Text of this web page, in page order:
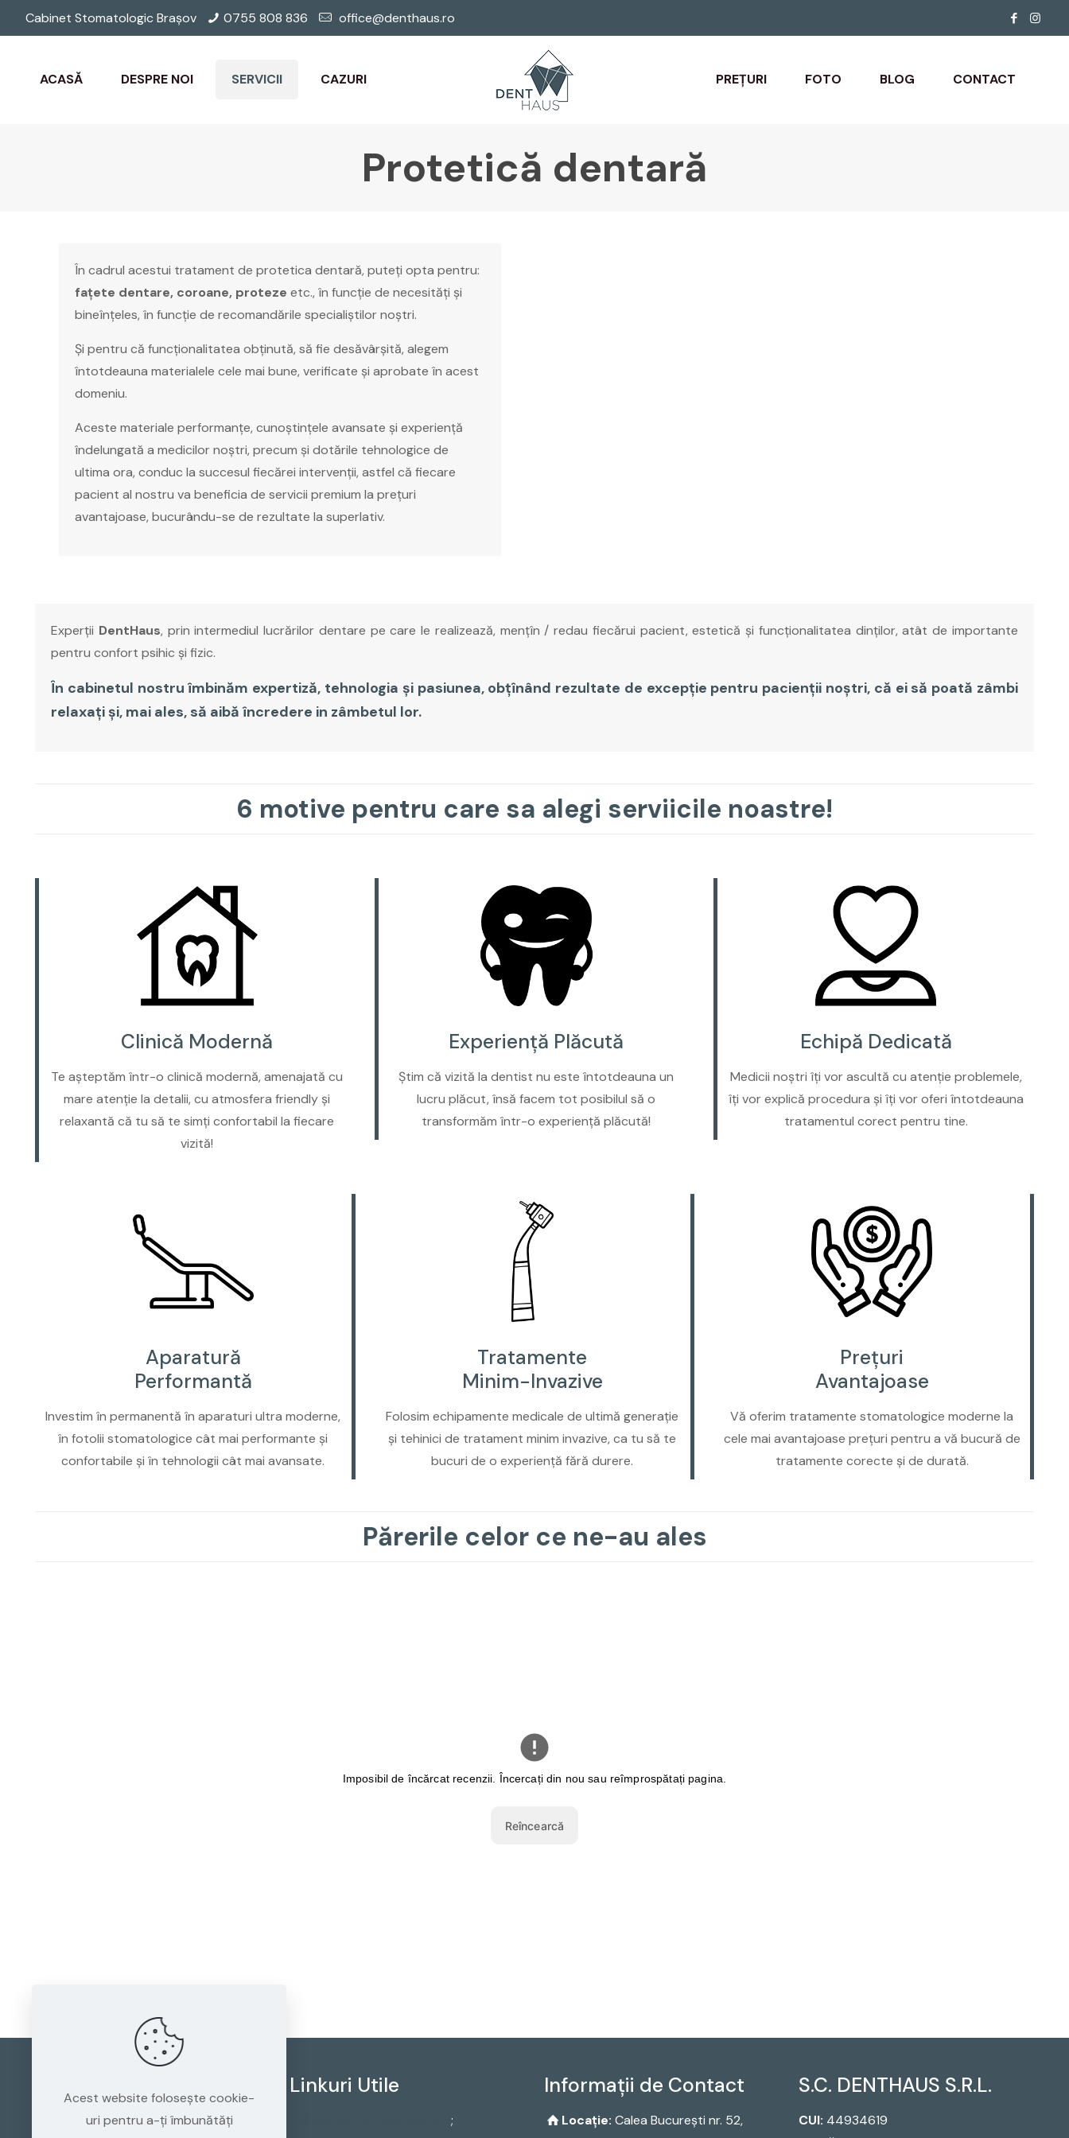
Cabinet Stomatologic Brașov 0755 808 836 office@denthaus.ro
ACASĂ DESPRE NOI SERVICII CAZURI PREȚURI FOTO BLOG CONTACT
Protetică dentară
În cadrul acestui tratament de protetica dentară, puteți opta pentru:
fațete dentare, coroane, proteze etc., în funcție de necesități și
bineînțeles, în funcție de recomandările specialiștilor noștri.
Și pentru că funcționalitatea obținută, să fie desăvârșită, alegem
întotdeauna materialele cele mai bune, verificate și aprobate în acest
domeniu.
Aceste materiale performanțe, cunoștințele avansate și experiență
îndelungată a medicilor noștri, precum și dotările tehnologice de
ultima ora, conduc la succesul fiecărei intervenții, astfel că fiecare
pacient al nostru va beneficia de servicii premium la prețuri
avantajoase, bucurându-se de rezultate la superlativ.
Experții DentHaus, prin intermediul lucrărilor dentare pe care le realizează, mențîn / redau fiecărui pacient, estetică și funcționalitatea dinților, atât de importante
pentru confort psihic și fizic.
În cabinetul nostru îmbinăm expertiză, tehnologia și pasiunea, obțînând rezultate de excepție pentru pacienții noștri, că ei să poată zâmbi
relaxați și, mai ales, să aibă încredere in zâmbetul lor.
6 motive pentru care sa alegi serviicile noastre!
Clinică Modernă
Te așteptăm într-o clinică modernă, amenajată cu
mare atenție la detalii, cu atmosfera friendly și
relaxantă că tu să te simți confortabil la fiecare
vizită!
Experiență Plăcută
Știm că vizită la dentist nu este întotdeauna un
lucru plăcut, însă facem tot posibilul să o
transformăm într-o experiență plăcută!
Echipă Dedicată
Medicii noștri îți vor ascultă cu atenție problemele,
îți vor explică procedura și îți vor oferi întotdeauna
tratamentul corect pentru tine.
Aparatură
Performantă
Investim în permanentă în aparaturi ultra moderne,
în fotolii stomatologice cât mai performante și
confortabile și în tehnologii cât mai avansate.
Tratamente
Minim-Invazive
Folosim echipamente medicale de ultimă generație
și tehinici de tratament minim invazive, ca tu să te
bucuri de o experiență fără durere.
Prețuri
Avantajoase
Vă oferim tratamente stomatologice moderne la
cele mai avantajoase prețuri pentru a vă bucură de
tratamente corecte și de durată.
Părerile celor ce ne-au ales
DentHaus este transpunerea în realitate
Linkuri Utile
;
Informații de Contact
Locaţie: Calea București nr. 52,
S.C. DENTHAUS S.R.L.
CUI: 44934619
Acest website folosește cookie-
uri pentru a-ți îmbunătăți